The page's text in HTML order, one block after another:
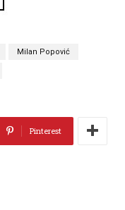
Milan Popović
Pinterest